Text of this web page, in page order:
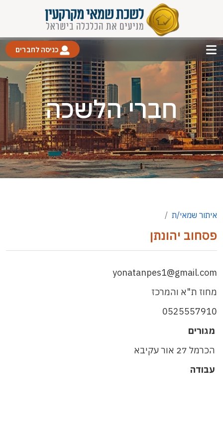
כניסה לחברים
חברי הלשכה
איתור שמאי/ת
פסחוב יהונתן
yonatanpes1@gmail.com
מחוז ת"א והמרכז
0525557910
מגורים
הכרמל 27 אור עקיבא
עבודה